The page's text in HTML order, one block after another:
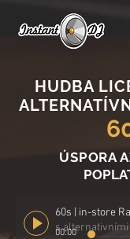
HUDBA
ÚSPORA
60s | in-store
s
00:00